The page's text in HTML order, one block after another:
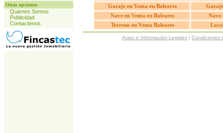
Otras opciones
Quienes Somos
Publicidad
Contactenos
Garaje en Venta en Baleares
Nave en Venta en Baleares
Nave
Terreno en Venta Baleares
Aviso e Información Legales | Condiciones